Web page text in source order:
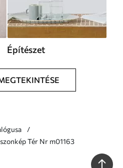
Építészet
Vászonkép Tér Nr m01163